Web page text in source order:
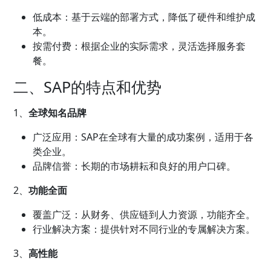
低成本：基于云端的部署方式，降低了硬件和维护成
本。
按需付费：根据企业的实际需求，灵活选择服务套
餐。
二、SAP的特点和优势
1、全球知名品牌
广泛应用：SAP在全球有大量的成功案例，适用于各
类企业。
品牌信誉：长期的市场耕耘和良好的用户口碑。
2、功能全面
覆盖广泛：从财务、供应链到人力资源，功能齐全。
行业解决方案：提供针对不同行业的专属解决方案。
3、高性能